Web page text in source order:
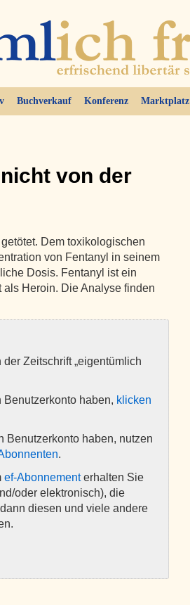
Buchverkauf Konferenz Marktplatz
von der
Dem toxikologischen
von Fentanyl in seinem
Dosis. Fentanyl ist ein
Heroin. Die Analyse finden
Zeitschrift „eigentümlich
haben, klicken
Benutzerkonto haben, nutzen
.
ef-Abonnementerhalten Sie
oder elektronisch), die
diesen und viele andere